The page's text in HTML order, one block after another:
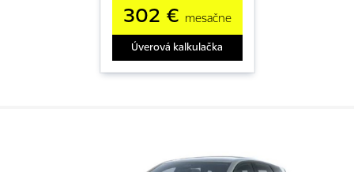
302 € mesačne
Úverová kalkulačka